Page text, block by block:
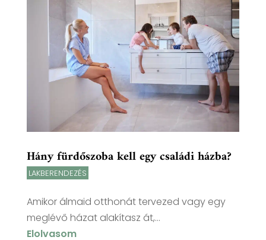
Hány fürdőszoba kell egy családi házba?
LAKBERENDEZÉS
Amikor álmaid otthonát tervezed vagy egy
meglévő házat alakítasz át,...
Elolvasom